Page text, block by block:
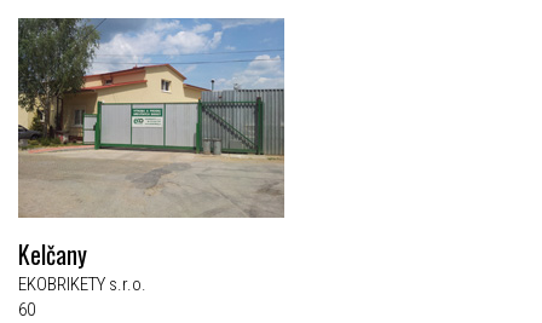
Kelčany
EKOBRIKETY s.r.o.
60